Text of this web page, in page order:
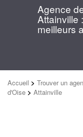
Agence
Attainville
meilleurs
Accueil > Trouver un
d'Oise > Attainville